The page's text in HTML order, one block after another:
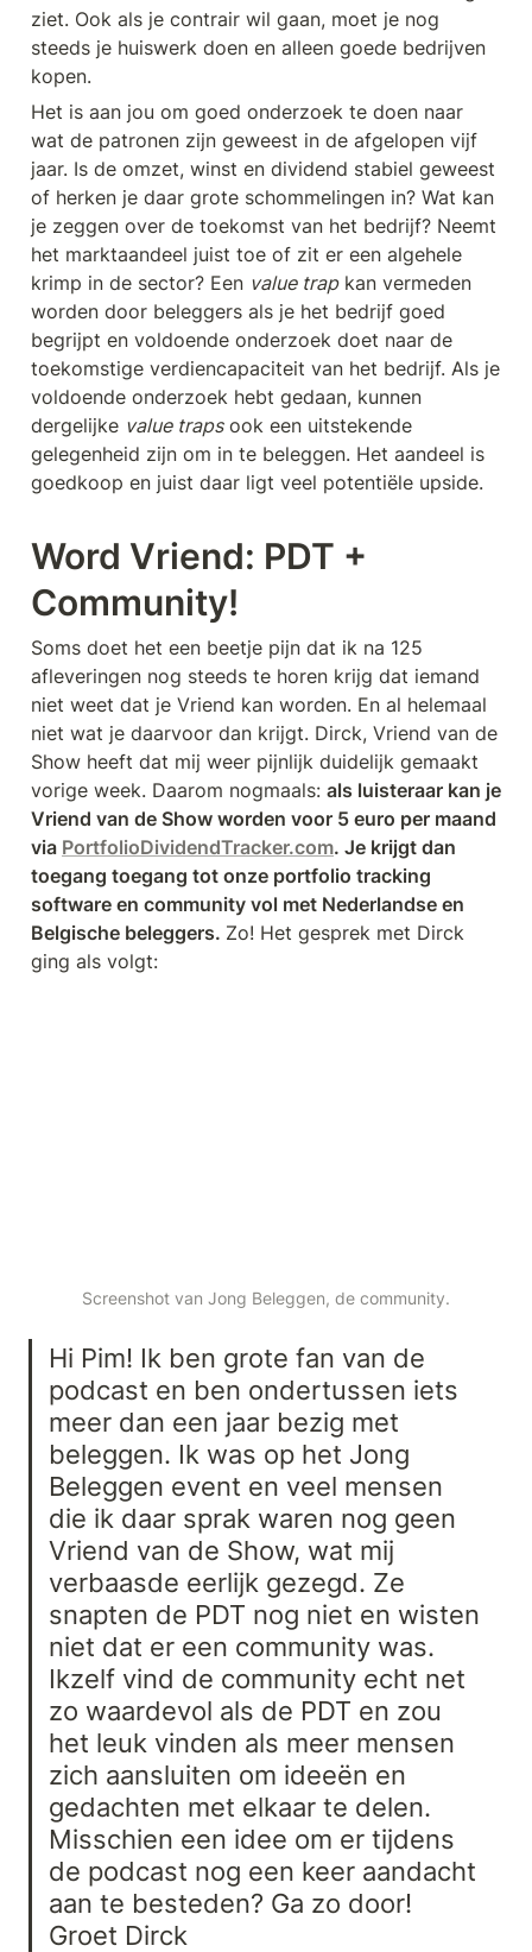
ziet. Ook als je contrair wil gaan, moet je nog
steeds je huiswerk doen en alleen goede bedrijven
kopen.
Het is aan jou om goed onderzoek te doen naar
wat de patronen zijn geweest in de afgelopen vijf
jaar. Is de omzet, winst en dividend stabiel geweest
of herken je daar grote schommelingen in? Wat kan
je zeggen over de toekomst van het bedrijf? Neemt
het marktaandeel juist toe of zit er een algehele
krimp in de sector? Een value trap kan vermeden
worden door beleggers als je het bedrijf goed
begrijpt en voldoende onderzoek doet naar de
toekomstige verdiencapaciteit van het bedrijf. Als je
voldoende onderzoek hebt gedaan, kunnen
dergelijke value traps ook een uitstekende
gelegenheid zijn om in te beleggen. Het aandeel is
goedkoop en juist daar ligt veel potentiële upside.
Word Vriend: PDT +
Community!
Soms doet het een beetje pijn dat ik na 125
afleveringen nog steeds te horen krijg dat iemand
niet weet dat je Vriend kan worden. En al helemaal
niet wat je daarvoor dan krijgt. Dirck, Vriend van de
Show heeft dat mij weer pijnlijk duidelijk gemaakt
vorige week. Daarom nogmaals: als luisteraar kan je
Vriend van de Show worden voor 5 euro per maand
via PortfolioDividendTracker.com. Je krijgt dan
toegang toegang tot onze portfolio tracking
software en community vol met Nederlandse en
Belgische beleggers. Zo! Het gesprek met Dirck
ging als volgt:
Screenshot van Jong Beleggen, de community.
Hi Pim! Ik ben grote fan van de
podcast en ben ondertussen iets
meer dan een jaar bezig met
beleggen. Ik was op het Jong
Beleggen event en veel mensen
die ik daar sprak waren nog geen
Vriend van de Show, wat mij
verbaasde eerlijk gezegd. Ze
snapten de PDT nog niet en wisten
niet dat er een community was.
Ikzelf vind de community echt net
zo waardevol als de PDT en zou
het leuk vinden als meer mensen
zich aansluiten om ideeën en
gedachten met elkaar te delen.
Misschien een idee om er tijdens
de podcast nog een keer aandacht
aan te besteden? Ga zo door!
Groet Dirck